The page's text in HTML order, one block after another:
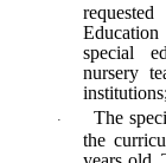
special
nursery
·
The
the